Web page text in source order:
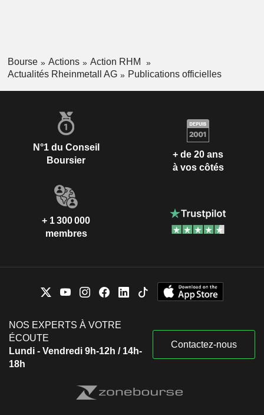
Bourse Actions
Action RHM
Actualités Rheinmetall AG
Publications officielles
N°1 du Conseil
Boursier
+ de 20 ans
à vos côtés
+ 1 300 000
membres
NOS EXPERTS À VOTRE
ÉCOUTE
Lundi - Vendredi 9h-12h / 14h-
18h
Contactez-nous